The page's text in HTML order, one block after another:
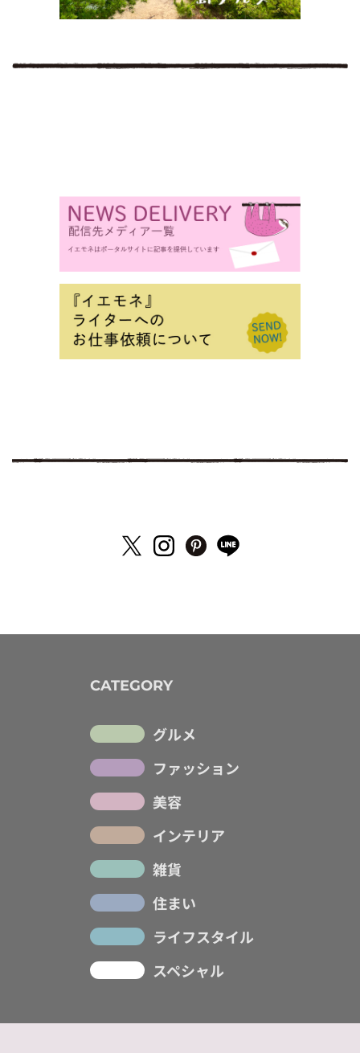
CATEGORY
グルメ
ファッション
美容
インテリア
雑貨
住まい
ライフスタイル
スペシャル